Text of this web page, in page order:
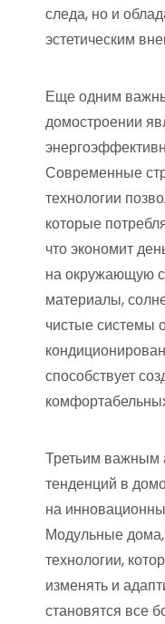
следа, но и
эстетическим
Еще одним
домостроении
Современные
технологии
которые
что экономит
на окружающую
материалы,
чистые системы
способствует
Третьим важным
тенденций в
на
Модульные
технологии,
изменять и
становятся все